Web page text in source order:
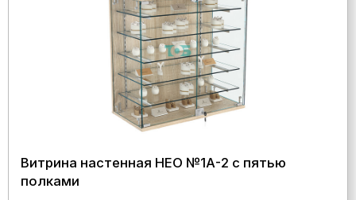
Витрина настенная НЕО №1А-2 с пятью
полками